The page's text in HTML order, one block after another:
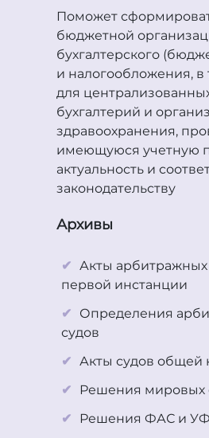
Поможет
бюджетной
бухгалтерского
и налогообложения, в
для
бухгалтерий и
здравоохранения,
имеющуюся учетную
актуальность и
законодательству
Архивы
Акты арбитражных
первой инстанции
Определения
судов
Акты судов общей
Решения мировых
Решения ФАС и